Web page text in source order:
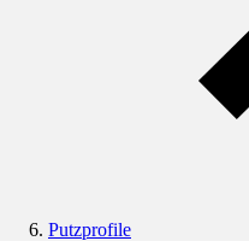
Putzprofile